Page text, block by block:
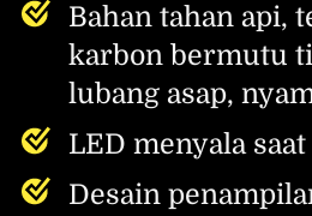
Bahan tahan api,
karbon bermutu
lubang asap,
LED menyala
Desain